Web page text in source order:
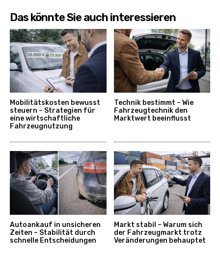
Das könnte Sie auch interessieren
Mobilitätskosten bewusst
steuern – Strategien für
eine wirtschaftliche
Fahrzeugnutzung
Technik bestimmt – Wie
Fahrzeugtechnik den
Marktwert beeinflusst
Autoankauf in unsicheren
Zeiten – Stabilität durch
schnelle Entscheidungen
Markt stabil – Warum sich
der Fahrzeugmarkt trotz
Veränderungen behauptet